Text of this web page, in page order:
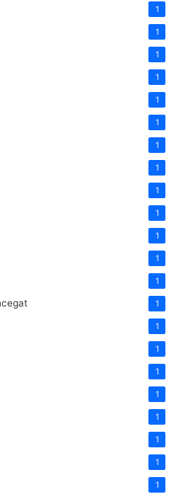
1
1
1
1
1
1
1
1
1
1
1
1
1
1
1
1
1
1
1
1
1
1